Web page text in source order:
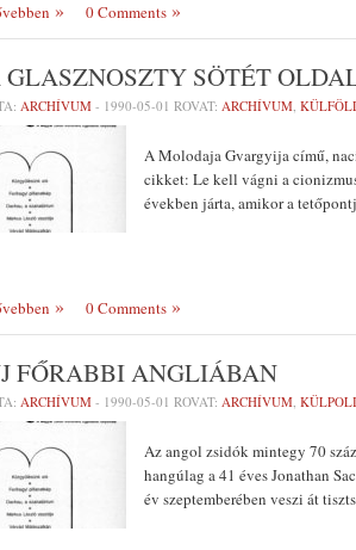
0 Comments
GLASZNOSZTY SÖTÉT
ARCHÍVUM - 1990-05-01 ROVAT: ARCHÍVUM,
A Molodaja Gvargyija című,
cikket: Le kell vágni a
években járta, amikor a
0 Comments
FŐRABBI ANGLIÁBAN
ARCHÍVUM - 1990-05-01 ROVAT: ARCHÍVUM,
Az angol zsidók mintegy 70
hangúlag a 41 éves Jonathan
év szeptemberében veszi át